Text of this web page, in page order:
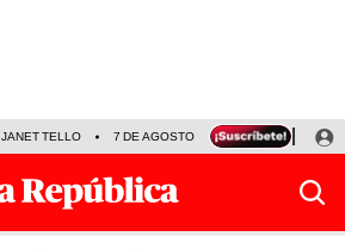
JANET TELLO 7 DE AGOSTO TINKA RESULTADOS